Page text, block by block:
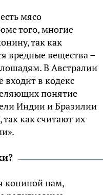
мясо
того, многие
так как
вредные вещества –
В Австралии
в кодекс
понятие
Индии и Бразилии
как считают их
кониной нам,